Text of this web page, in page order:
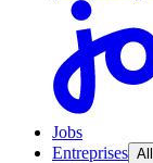
Jobs
Entreprises